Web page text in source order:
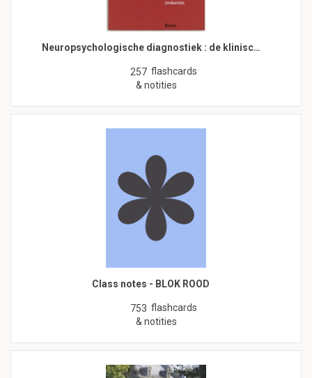
Neuropsychologische diagnostiek : de klinisc…
257 flashcards
& notities
Class notes - BLOK ROOD
753 flashcards
& notities